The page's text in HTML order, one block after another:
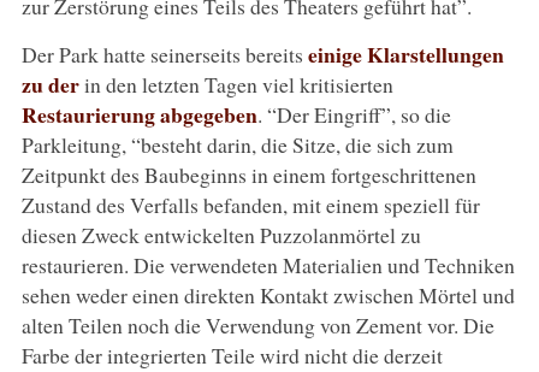
Der Park hatte seinerseits bereits einige Klarstellungen
zu derin den letzten Tagen viel kritisierten
Restaurierung abgegeben. “Der Eingriff”, so die
Parkleitung, “besteht darin, die Sitze, die sich zum
Zeitpunkt des Baubeginns in einem fortgeschrittenen
Zustand des Verfalls befanden, mit einem speziell für
diesen Zweck entwickelten Puzzolanmörtel zu
restaurieren. Die verwendeten Materialien und Techniken
sehen weder einen direkten Kontakt zwischen Mörtel und
alten Teilen noch die Verwendung von Zement vor. Die
Farbe der integrierten Teile wird nicht die derzeit